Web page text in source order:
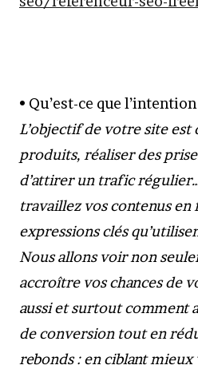
• Qu’est-ce que
L’objectif de votre site est
produits, réaliser des
d’attirer un trafic
travaillez vos contenus en
expressions clés
Nous allons voir non
accroître vos chances de
aussi et surtout comment
de conversion tout en
rebonds : en ciblant